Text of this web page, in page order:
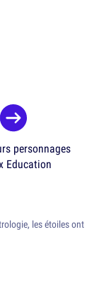
personnages
Education
les étoiles ont